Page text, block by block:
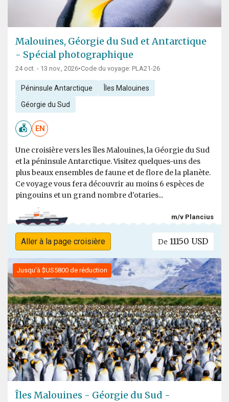
Malouines, Géorgie du Sud et Antarctique
- Spécial photographique
24 oct. - 13 nov., 2026•Code du voyage: PLA21-26
Péninsule Antarctique Îles Malouines
Géorgie du Sud
EN
Une croisière vers les îles Malouines, la Géorgie du Sud
et la péninsule Antarctique. Visitez quelques-uns des
plus beaux ensembles de faune et de flore de la planète.
Ce voyage vous fera découvrir au moins 6 espèces de
pingouins et un grand nombre d'otaries...
m/v Plancius
Aller à la page croisière De 11150 USD
Jusqu'à $US5800 de réduction
Îles Malouines - Géorgie du Sud -